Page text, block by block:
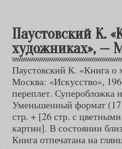
Паустовский К.
художниках», —
Паустовский К. «Книга
Москва: «Искусство»,
переплет. Суперобложка
Уменьшенный формат
стр. + [26 стр. с
картин]. В состоянии
Книга отпечатана на